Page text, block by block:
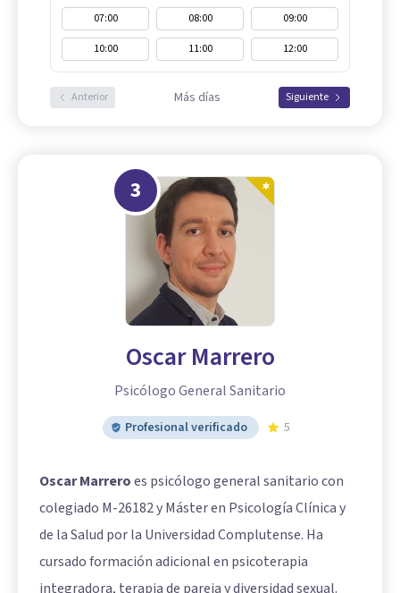
07:00 08:00
09:00
10:00
11:00 12:00
Anterior Más días Siguiente
3
Oscar Marrero
Psicólogo General Sanitario
Profesional verificado 5
Oscar Marreroes psicólogo general sanitario con
colegiado M-26182 y Máster en Psicología Clínica y
de la Salud por la Universidad Complutense. Ha
cursado formación adicional en psicoterapia
integradora, terapia de pareja y diversidad sexual.